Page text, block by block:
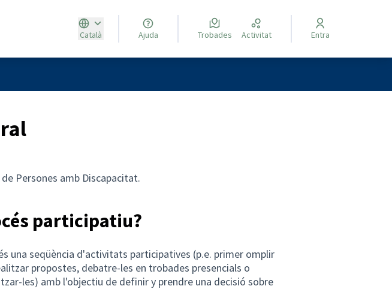
Català
Triar la llenguaElegir el idioma
Ajuda Trobades Activitat Entra
Persones amb Discapacitat.
participatiu?
una seqüència d'activitats participatives (p.e. primer omplir
propostes, debatre-les en trobades presencials o
les) amb l'objectiu de definir y prendre una decisió sobre